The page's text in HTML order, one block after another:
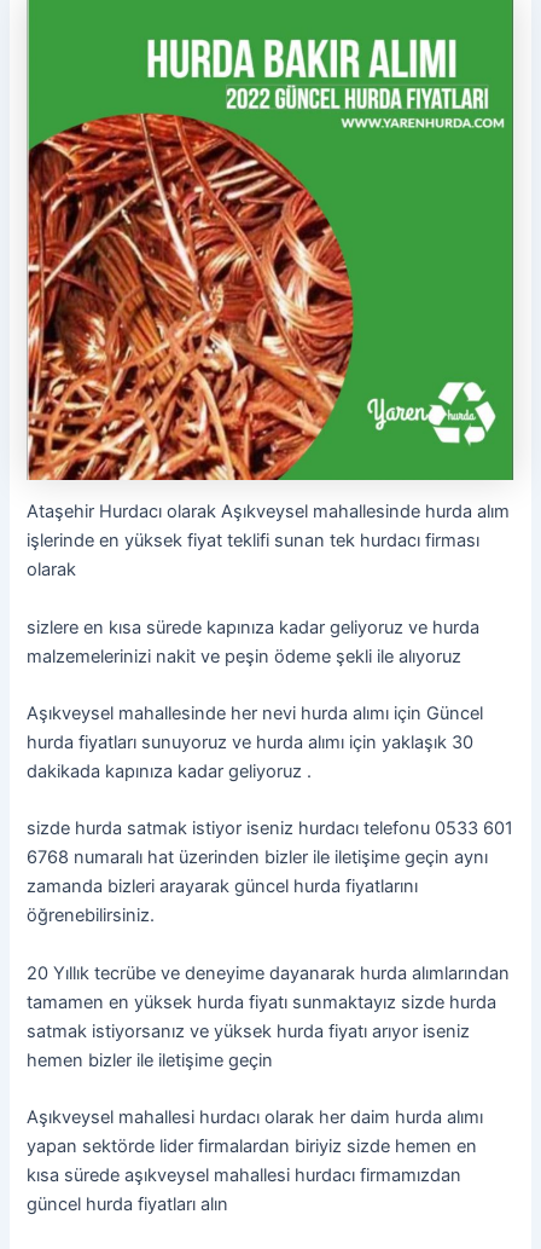
Ataşehir Hurdacı olarak Aşıkveysel mahallesinde hurda alım
işlerinde en yüksek fiyat teklifi sunan tek hurdacı firması
olarak
sizlere en kısa sürede kapınıza kadar geliyoruz ve hurda
malzemelerinizi nakit ve peşin ödeme şekli ile alıyoruz
Aşıkveysel mahallesinde her nevi hurda alımı için Güncel
hurda fiyatları sunuyoruz ve hurda alımı için yaklaşık 30
dakikada kapınıza kadar geliyoruz .
sizde hurda satmak istiyor iseniz hurdacı telefonu 0533 601
6768 numaralı hat üzerinden bizler ile iletişime geçin aynı
zamanda bizleri arayarak güncel hurda fiyatlarını
öğrenebilirsiniz.
20 Yıllık tecrübe ve deneyime dayanarak hurda alımlarından
tamamen en yüksek hurda fiyatı sunmaktayız sizde hurda
satmak istiyorsanız ve yüksek hurda fiyatı arıyor iseniz
hemen bizler ile iletişime geçin
Aşıkveysel mahallesi hurdacı olarak her daim hurda alımı
yapan sektörde lider firmalardan biriyiz sizde hemen en
kısa sürede aşıkveysel mahallesi hurdacı firmamızdan
güncel hurda fiyatları alın